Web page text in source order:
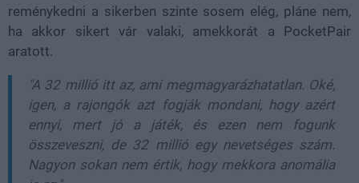
reménykedni a sikerben szinte sosem elég, pláne nem,
ha akkor sikert vár valaki, amekkorát a PocketPair
aratott.
"A 32 millió itt az, ami megmagyarázhatatlan. Oké,
igen, a rajongók azt fogják mondani, hogy azért
ennyi, mert jó a játék, és ezen nem fogunk
összeveszni, de 32 millió egy nevetséges szám.
Nagyon sokan nem értik, hogy mekkora anomália